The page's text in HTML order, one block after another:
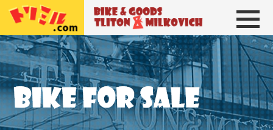
トリトン＆ミルコビッチ BIKE＆